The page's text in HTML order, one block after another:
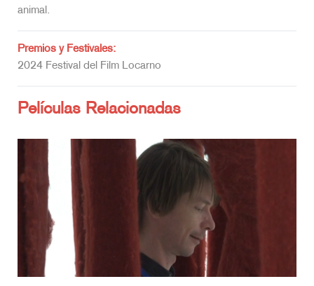
animal.
Premios y Festivales:
2024 Festival del Film Locarno
Películas Relacionadas